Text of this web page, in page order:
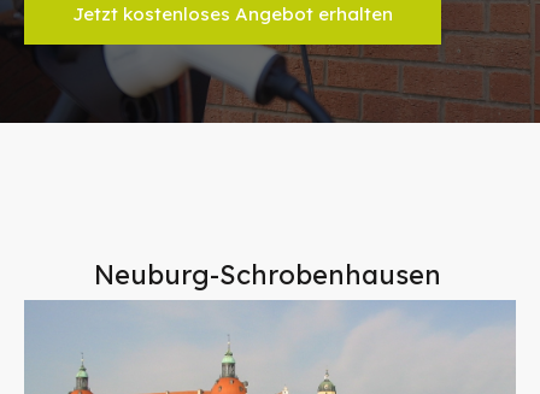
Jetzt kostenloses Angebot erhalten
Neuburg-Schrobenhausen